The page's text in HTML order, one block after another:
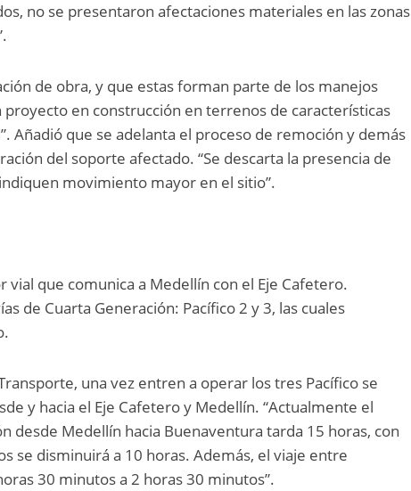
no se presentaron afectaciones materiales en las zonas
de obra, y que estas forman parte de los manejos
en construcción en terrenos de características
Añadió que se adelanta el proceso de remoción y demás
del soporte afectado. “Se descarta la presencia de
movimiento mayor en el sitio”.
vial que comunica a Medellín con el Eje Cafetero.
de Cuarta Generación: Pacífico 2 y 3, las cuales
una vez entren a operar los tres Pacífico se
y hacia el Eje Cafetero y Medellín. “Actualmente el
desde Medellín hacia Buenaventura tarda 15 horas, con
se disminuirá a 10 horas. Además, el viaje entre
30 minutos a 2 horas 30 minutos”.